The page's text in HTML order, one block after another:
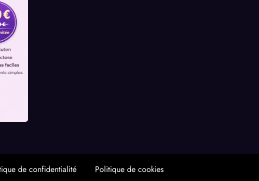
de confidentialité
Politique de cookies